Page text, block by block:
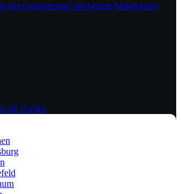
der Gastronomie am besten funktioniert
die Gastro